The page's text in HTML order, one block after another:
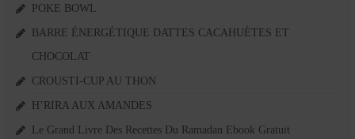
POKE BOWL
BARRE ÉNERGÉTIQUE DATTES CACAHUÈTES ET
CHOCOLAT
CROUSTI-CUP AU THON
H’RIRA AUX AMANDES
Le Grand Livre Des Recettes Du Ramadan Ebook Gratuit